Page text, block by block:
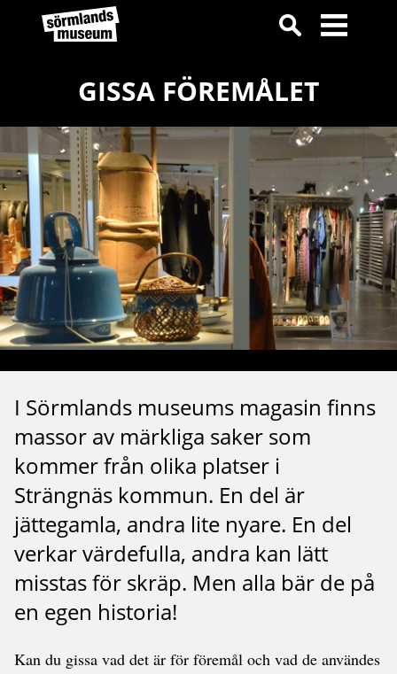
GISSA FÖREMÅLET
I Sörmlands museums magasin finns
massor av märkliga saker som
kommer från olika platser i
Strängnäs kommun. En del är
jättegamla, andra lite nyare. En del
verkar värdefulla, andra kan lätt
misstas för skräp. Men alla bär de på
en egen historia!
Kan du gissa vad det är för föremål och vad de användes